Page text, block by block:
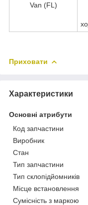
Van (FL)
Приховати
Характеристики
Основні атрибути
Код запчастини
Виробник
Стан
Тип запчастини
Тип склопідйомників
Місце встановлення
Сумісність з маркою